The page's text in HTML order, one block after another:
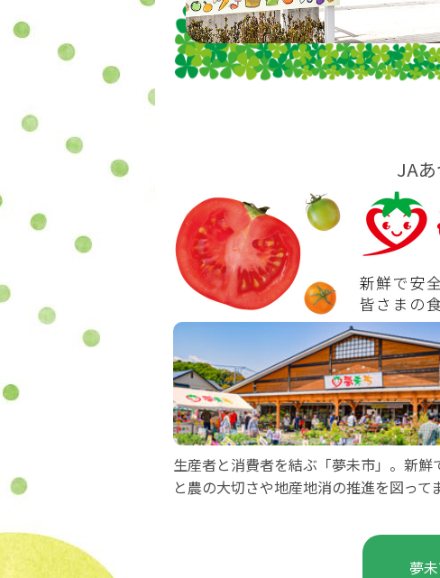
JA
生産者と消費者を結ぶ「夢未市」。新
と農の大切さや地産地消の推進を図って
夢